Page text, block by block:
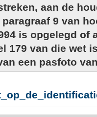
aan de
9 van
is opgelegd of
179 van die wet
een pasfoto